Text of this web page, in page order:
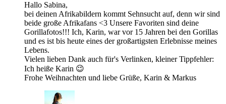
Hallo Sabina,
bei deinen Afrikabildern kommt Sehnsucht auf, denn wir sind
beide große Afrikafans <3 Unsere Favoriten sind deine
Gorillafotos!!! Ich, Karin, war vor 15 Jahren bei den Gorillas
und es ist bis heute eines der großartigsten Erlebnisse meines
Lebens.
Vielen lieben Dank auch für's Verlinken, kleiner Tippfehler:
Ich heiße Karin 😉
Frohe Weihnachten und liebe Grüße, Karin & Markus